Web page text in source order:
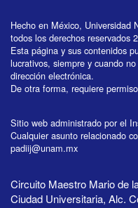
Hecho en México, Universidad
todos los derechos reservados
Esta página y sus contenidos
lucrativos, siempre y cuando
dirección electrónica.
De otra forma, requiere
Sitio web administrado por el
Cualquier asunto relacionado
padiij@unam.mx
Circuito Maestro Mario de
Ciudad Universitaria, Alc.